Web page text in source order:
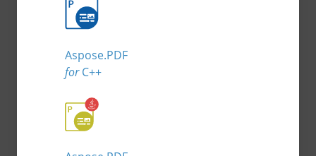
Aspose.PDF
forC++